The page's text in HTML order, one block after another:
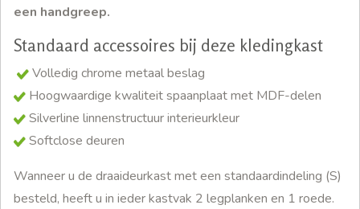
een handgreep.
Standaard accessoires bij deze kledingkast
Volledig chrome metaal beslag
Hoogwaardige kwaliteit spaanplaat met MDF-delen
Silverline linnenstructuur interieurkleur
Softclose deuren
Wanneer u de draaideurkast met een standaardindeling (S)
besteld, heeft u in ieder kastvak 2 legplanken en 1 roede.